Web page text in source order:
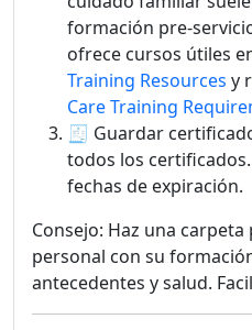
formación pre-
ofrece cursos útiles
Training Resources y
Care Training
🧾 Guardar
todos los
fechas de expiración.
Consejo: Haz una
personal con su
antecedentes y salud.